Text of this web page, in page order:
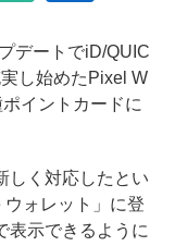
デートでiD/QUIC
し始めたPixel W
イントカードに
しく対応したとい
ォレット」に登
表示できるように